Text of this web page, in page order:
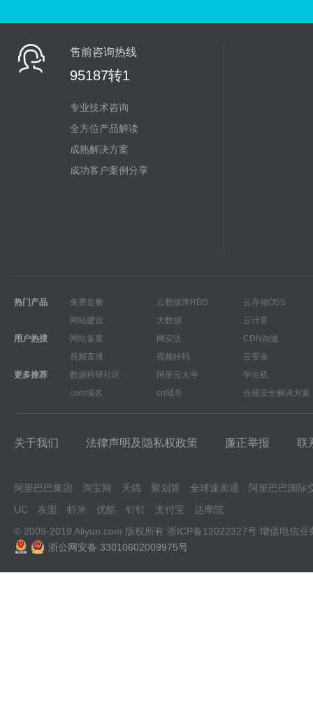
售前咨询热线
95187转1
专业技术咨询
全方位产品解读
成熟解决方案
成功客户案例分享
热门产品 免费套餐 云数据库RDS
云存储OSS
网站建设
大数据
云计算
用户热搜
网站备案 网安法
CDN加速
视频直播
视频转码
云安全
更多推荐
数据科研社区 阿里云大学
学生机
com域名
cn域名 合规安全解决方案
关于我们 法律声明及隐私权政策 廉正举报 联
阿里巴巴集团 淘宝网 天猫 聚划算 全球速卖通
阿里巴巴国际
UC
友盟 虾米 优酷 钉钉 支付宝
达摩院
© 2009-2019 Aliyun.com 版权所有 浙ICP备12022327号 增值电信业
浙公网安备 33010602009975号